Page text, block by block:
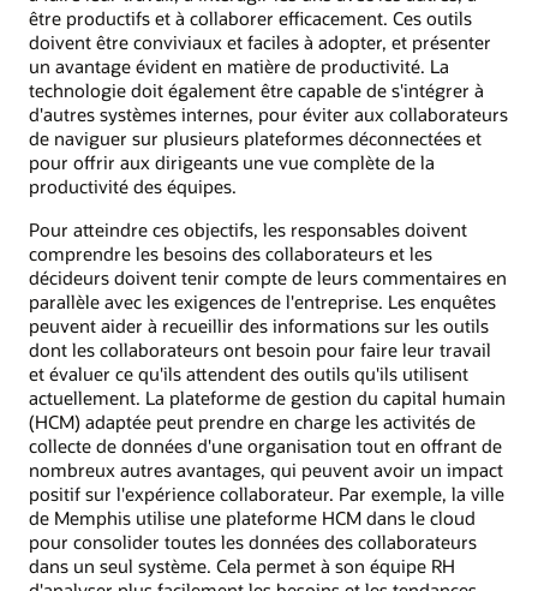
être productifs et à collaborer efficacement. Ces outils
doivent être conviviaux et faciles à adopter, et présenter
un avantage évident en matière de productivité. La
technologie doit également être capable de s'intégrer à
d'autres systèmes internes, pour éviter aux collaborateurs
de naviguer sur plusieurs plateformes déconnectées et
pour offrir aux dirigeants une vue complète de la
productivité des équipes.
Pour atteindre ces objectifs, les responsables doivent
comprendre les besoins des collaborateurs et les
décideurs doivent tenir compte de leurs commentaires en
parallèle avec les exigences de l'entreprise. Les enquêtes
peuvent aider à recueillir des informations sur les outils
dont les collaborateurs ont besoin pour faire leur travail
et évaluer ce qu'ils attendent des outils qu'ils utilisent
actuellement. La plateforme de gestion du capital humain
(HCM) adaptée peut prendre en charge les activités de
collecte de données d'une organisation tout en offrant de
nombreux autres avantages, qui peuvent avoir un impact
positif sur l'expérience collaborateur. Par exemple, la ville
de Memphis utilise une plateforme HCM dans le cloud
pour consolider toutes les données des collaborateurs
dans un seul système. Cela permet à son équipe RH